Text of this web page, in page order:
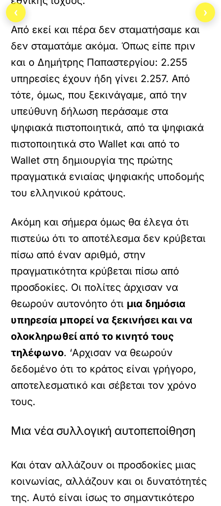
Από εκεί και πέρα δεν σταματήσαμε και
δεν σταματάμε ακόμα. Όπως είπε πριν
και ο Δημήτρης Παπαστεργίου: 2.255
υπηρεσίες έχουν ήδη γίνει 2.257. Από
τότε, όμως, που ξεκινάγαμε, από την
υπεύθυνη δήλωση περάσαμε στα
ψηφιακά πιστοποιητικά, από τα ψηφιακά
πιστοποιητικά στο Wallet και από το
Wallet στη δημιουργία της πρώτης
πραγματικά ενιαίας ψηφιακής υποδομής
του ελληνικού κράτους.
Ακόμη και σήμερα όμως θα έλεγα ότι
πιστεύω ότι το αποτέλεσμα δεν κρύβεται
πίσω από έναν αριθμό, στην
πραγματικότητα κρύβεται πίσω από
προσδοκίες. Οι πολίτες άρχισαν να
θεωρούν αυτονόητο ότι μια δημόσια
υπηρεσία μπορεί να ξεκινήσει και να
ολοκληρωθεί από το κινητό τους
τηλέφωνο. ‘Αρχισαν να θεωρούν
δεδομένο ότι το κράτος είναι γρήγορο,
αποτελεσματικό και σέβεται τον χρόνο
τους.
Μια νέα συλλογική αυτοπεποίθηση
Και όταν αλλάζουν οι προσδοκίες μιας
κοινωνίας, αλλάζουν και οι δυνατότητές
της. Αυτό είναι ίσως το σημαντικότερο
‹ ›